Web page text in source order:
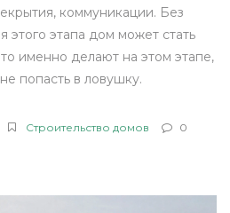
коммуникации. Без
этого этапа дом может стать
именно делают на этом этапе,
попасть в ловушку.
Строительство домов 0